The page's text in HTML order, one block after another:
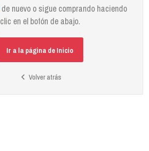
de nuevo o sigue comprando haciendo
clic en el botón de abajo.
Ir a la página de Inicio
Volver atrás